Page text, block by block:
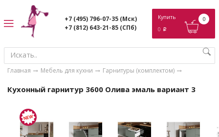
+7 (495) 796-07-35 (Мск)
+7 (812) 643-21-85 (СПб)
Купить
0 p
0
Главная Мебель для кухни Гарнитуры (комплектом)
Кухонный гарнитур 3600 Олива эмаль вариант 3